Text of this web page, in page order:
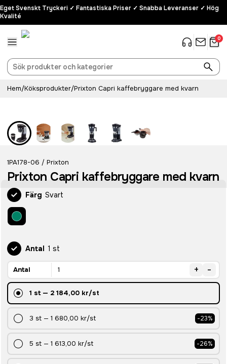
Eget Svenskt Tryckeri ✓ Fantastiska Priser ✓ Snabba Leveranser ✓ Hög
Kvalité
0
Hem/Köksprodukter/Prixton Capri kaffebryggare med kvarn
1PA178-06 / Prixton
Prixton Capri kaffebryggare med kvarn
Färg Svart
Antal 1 st
Antal + -
1 st— 2 184,00 kr/st
3 st — 1 680,00 kr/st -23%
5 st — 1 613,00 kr/st -26%